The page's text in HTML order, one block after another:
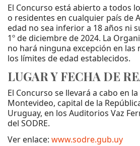
El Concurso está abierto a todos
o residentes en cualquier país de
edad no sea inferior a 18 años ni
1º de diciembre de 2024. La
no hará ninguna excepción en las
los límites de edad establecidos.
LUGAR Y FECHA DE
El Concurso se llevará a cabo en
Montevideo, capital de la
Uruguay, en los Auditorios Vaz
del SODRE.
Ver enlace: www.sodre.gub.uy